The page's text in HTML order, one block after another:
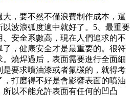
，要不然不僅浪費制作成本，還
波浪弧度適中就好了。5、最重要
、安全系數高，現在人們追求的不
了，健康安全才是最重要的。很符
燒焊過后，表面需要進行全面細
是要求噴油漆或者氟碳的，就得考
打磨得不好是會影響表面的噴油
以不能允許表面有任何的凹凸